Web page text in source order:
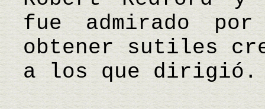
fue admirado
obtener sutiles
a los que